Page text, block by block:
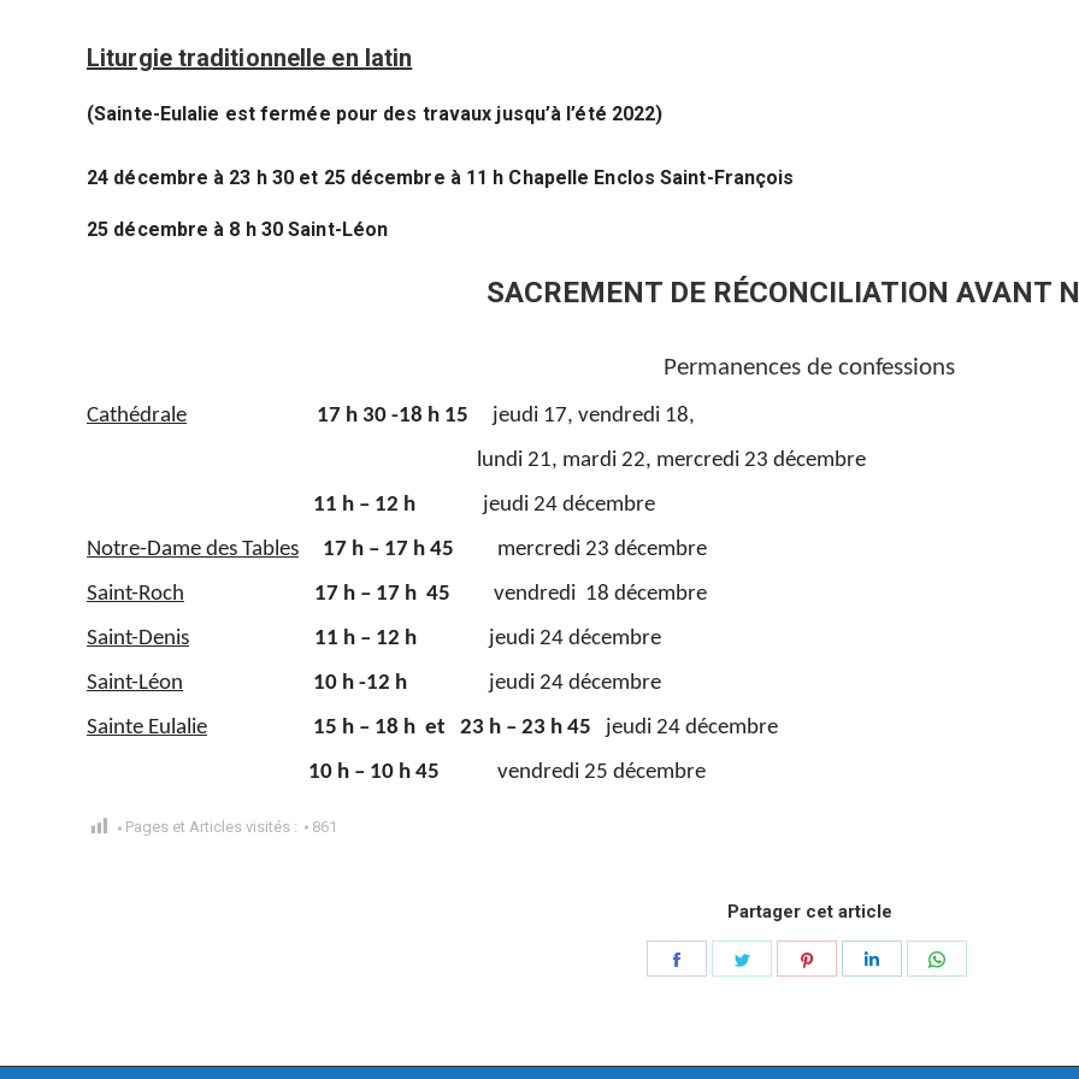
Liturgie traditionnelle en latin
(Sainte-Eulalie est fermée pour des travaux jusqu’à l’été 2022)
24 décembre à 23 h 30 et 25 décembre à 11 h Chapelle Enclos Saint-François
25 décembre à 8 h 30 Saint-Léon
SACREMENT DE RÉCONCILIATION AVANT
Permanences de confessions
Cathédrale 17 h 30 -18 h 15
jeudi 17, vendredi 18,
lundi 21, mardi 22, mercredi 23 décembre
11 h – 12 h
jeudi 24 décembre
Notre-Dame des Tables
17 h – 17 h 45
mercredi 23 décembre
Saint-Roch
17 h – 17 h 45
vendredi 18 décembre
Saint-Denis
11 h – 12 h
jeudi 24 décembre
Saint-Léon
10 h -12 h
jeudi 24 décembre
Sainte Eulalie
15 h – 18 h et 23 h – 23 h 45
jeudi 24 décembre
10 h – 10 h 45
vendredi 25 décembre
Pages et Articles visités : 861
Partager cet article